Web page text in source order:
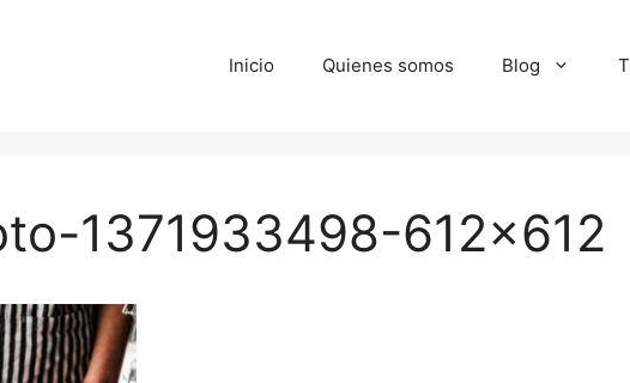
Inicio Quienes somos Blog
1371933498-612×612